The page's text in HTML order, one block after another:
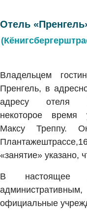
Отель
Владельцем
Пренгель, в
адресу отеля
некоторое время
Максу Треппу.
«занятие» указано,
В настоящее
официальные